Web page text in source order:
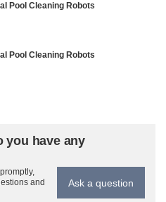
Pool Cleaning Robots
Pool Cleaning Robots
you have any
and
Ask a question